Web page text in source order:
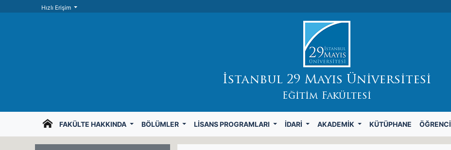
Hızlı Erişim
İstanbul 29 Mayıs Üniversitesi
Eğitim Fakültesi
FAKÜLTE HAKKINDA BÖLÜMLER LISANS PROGRAMLARI İDARI AKADEMIK KÜTÜPHANE ÖĞRENCI